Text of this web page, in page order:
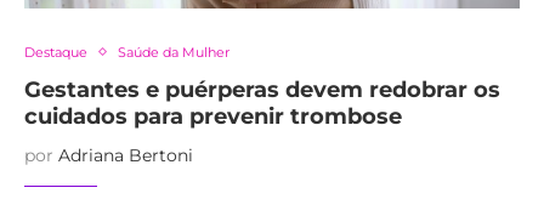
Destaque Saúde da Mulher
Gestantes e puérperas devem redobrar os
cuidados para prevenir trombose
por Adriana Bertoni